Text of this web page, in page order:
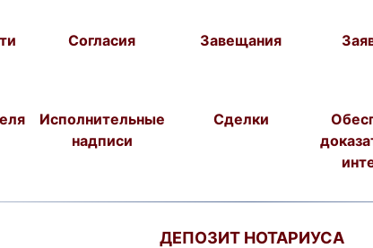
Согласия Завещания
Исполнительные
надписи
Сделки
ДЕПОЗИТ НОТАРИУСА